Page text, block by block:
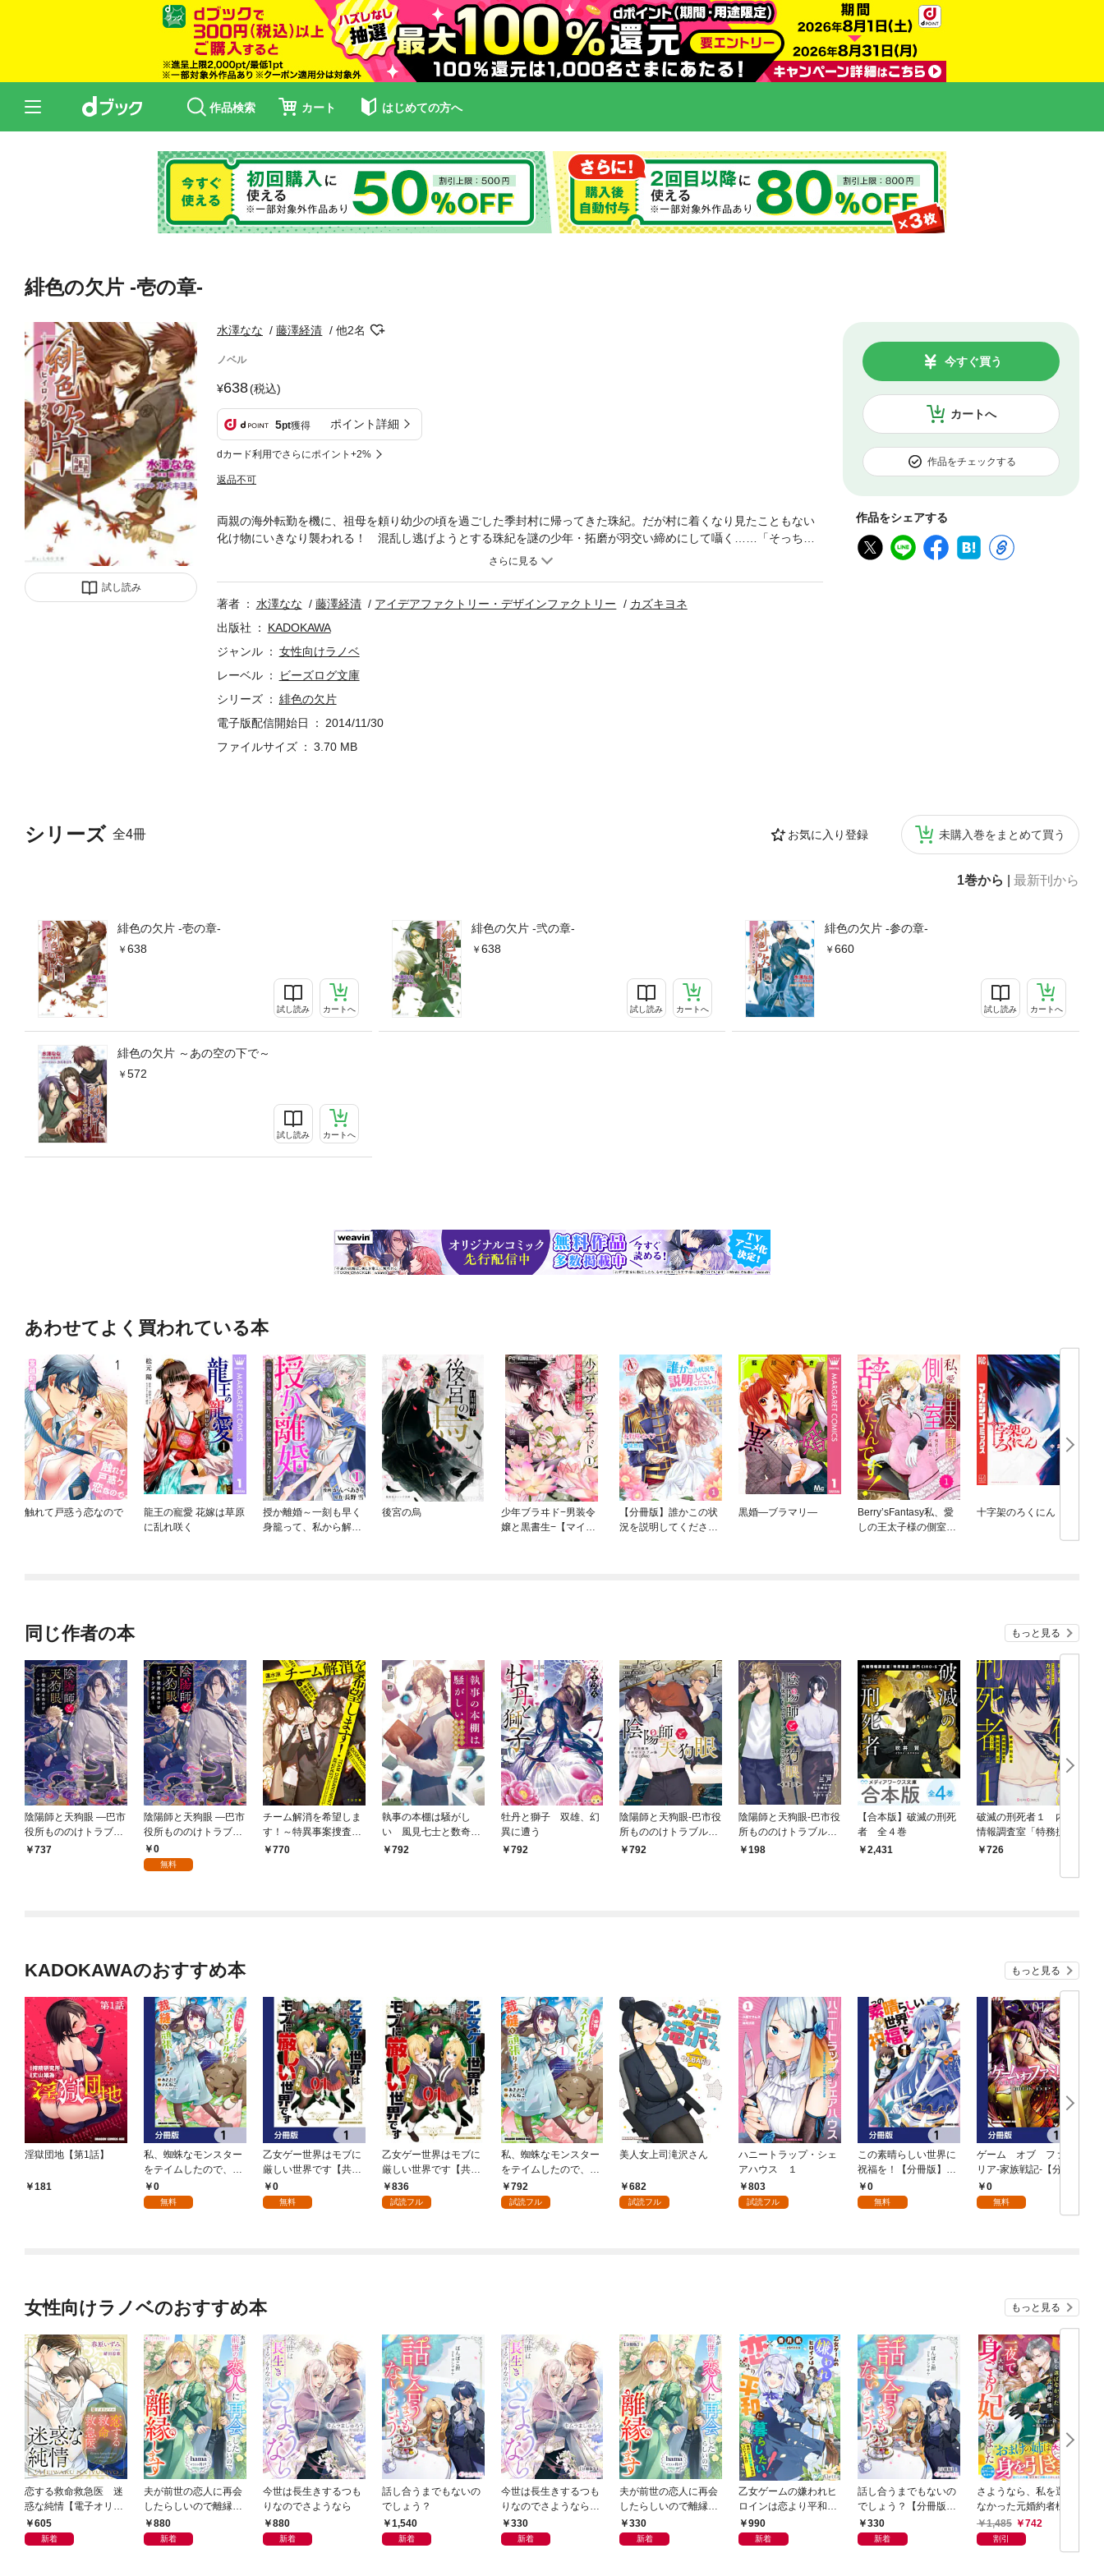
作品検索 カート はじめての方へ
緋色の欠片 -壱の章-
試し読み
水澤なな 藤澤経清 他2名
ノベル
638(税込)
5pt獲得 ポイント詳細
dカード利用でさらにポイント+2%
返品不可
カートへ
今すぐ買う
作品をチェックする
作品をシェアする
シリーズ 全4冊 お気に入り登録 未購入巻をまとめて買う
1巻から 最新刊から
緋色の欠片 -壱の章-
638
試し読み カートへ
緋色の欠片 -弐の章-
638
試し読み カートへ
緋色の欠片 -参の章-
660
試し読み カートへ
緋色の欠片 ～あの空の下で～
572
試し読み カートへ
両親の海外転勤を機に、祖母を頼り幼少の頃を過ごした季封村に帰ってきた珠紀。だが村に着くなり見たこともない
化け物にいきなり襲われる！ 混乱し逃げようとする珠紀を謎の少年・拓磨が羽交い締めにして囁く……「そっちは
だめだ」──と。世界を滅ぼす力を持つ刀『鬼斬丸』とは？ 玉依姫とは!? そして玉依姫を守る守護者たちと
著者
水澤なな 藤澤経清 アイデアファクトリー・デザインファクトリー
カズキヨネ
出版社
KADOKAWA
ジャンル
女性向けラノベ
レーベル
ビーズログ文庫
シリーズ
緋色の欠片
電子版配信開始日
2014/11/30
ファイルサイズ
3.70 MB
あわせてよく買われている本
触れて戸惑う恋なので
龍王の寵愛 花嫁は草原
に乱れ咲く
授か離婚～一刻も早く
身籠って、私から解放
後宮の烏
少年ブラヰド−男装令
嬢と黒書生−【マイク
【分冊版】誰かこの状
況を説明してくださ
黒婚—ブラマリ—
Berry’sFantasy私、愛
しの王太子様の側室辞
十字架のろくにん
同じ作者の本 もっと見る
陰陽師と天狗眼 ―巴市
役所もののけトラブル
係―737
陰陽師と天狗眼 ―巴市
役所もののけトラブル
係―【無料試し読み
版】
0
無料
チーム解消を希望しま
す！～特異事案捜査係
の怪異事件簿～
770
執事の本棚は騒がし
い 風見七士と数奇な
図書館
792
牡丹と獅子 双雄、幻
異に遭う
792
陰陽師と天狗眼-巴市役
所もののけトラブル係
THE COMIC-1
792
陰陽師と天狗眼-巴市役
所もののけトラブル係
THE COMIC- 第1話
198
【合本版】破滅の刑死
者 全４巻
2,431
破滅の刑死者１ 内閣
情報調査室「特務捜
査」部門CIRO-S【電
726
KADOKAWAのおすすめ本 もっと見る
淫獄団地【第1話】
181
私、蜘蛛なモンスター
をテイムしたので、ス
パイダーシルクで裁縫
を頑張ります！【分冊
0
無料
乙女ゲー世界はモブに
厳しい世界です【共和
国編】【分冊版】 1
0
無料
乙女ゲー世界はモブに
厳しい世界です【共和
国編】 ０１
836
試読フル
私、蜘蛛なモンスター
をテイムしたので、ス
パイダーシルクで裁縫
を頑張ります！ 1
792
試読フル
美人女上司滝沢さん
682
試読フル
ハニートラップ・シェ
アハウス １
803
試読フル
この素晴らしい世界に
祝福を！【分冊版】
1 0
無料
ゲーム オブ ファミ
リア-家族戦記-【分冊
版】 1
0
無料
女性向けラノベのおすすめ本 もっと見る
恋する救命救急医 迷
惑な純情【電子オリジ
ナル】
605
新着
夫が前世の恋人に再会
したらしいので離縁し
ます880
新着
今世は長生きするつも
りなのでさようなら
880
新着
話し合うまでもないの
でしょう？
1,540
新着
今世は長生きするつも
りなのでさようなら
【分冊版】1
330
新着
夫が前世の恋人に再会
したらしいので離縁し
ます【分冊版】1
330
新着
乙女ゲームの嫌われヒ
ロインは恋より平和に
暮らしたい！（なのに
攻略対象たちがついて
990
新着
話し合うまでもないの
でしょう？【分冊版】
1 330
新着
さようなら、私を選ば
なかった元婚約者様。
一夜で大国君主の身ご
もり妃になりました
【電子限定SS付き】
1,485 742
割引